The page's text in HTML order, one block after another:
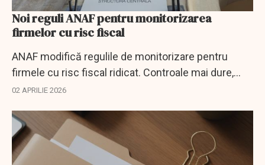
Noi reguli ANAF pentru monitorizarea
firmelor cu risc fiscal
ANAF modifică regulile de monitorizare pentru
firmele cu risc fiscal ridicat. Controale mai dure,
supraveghere extinsă și presiune crescută pe
02 APRILIE 2026